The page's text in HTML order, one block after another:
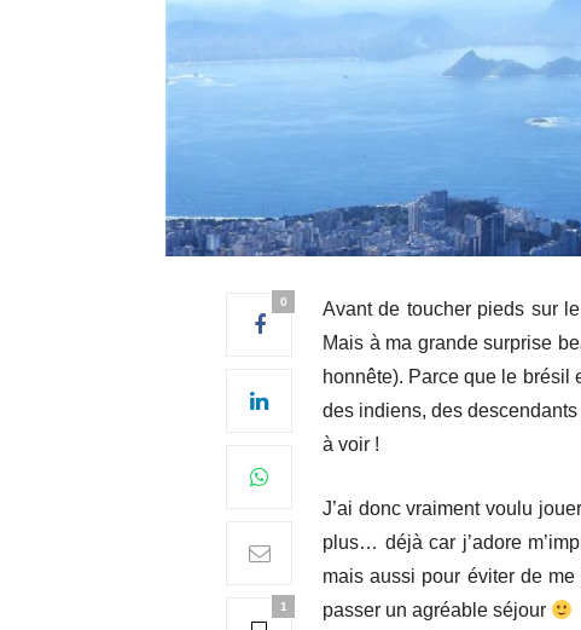
0
1
Avant de toucher pieds sur
Mais à ma grande surprise
honnête). Parce que le brésil
des indiens, des
à voir !
J’ai donc vraiment voulu
plus… déjà car j’adore
mais aussi pour éviter de
passer un agréable séjour